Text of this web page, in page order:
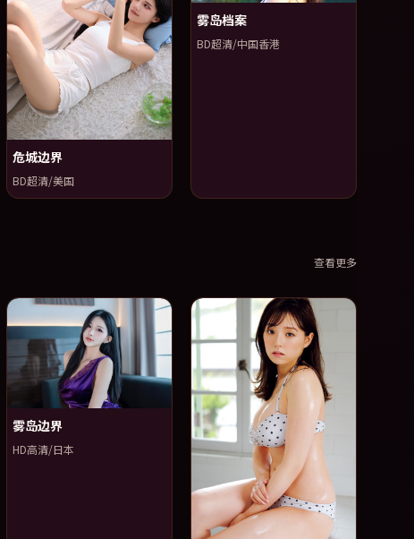
危城边界
BD超清/美国
雾岛档案
BD超清/中国香港
查看更多
雾岛边界
HD高清/日本